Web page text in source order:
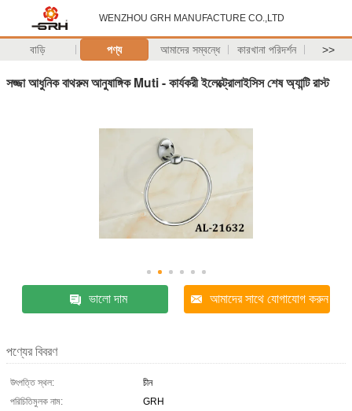
WENZHOU GRH MANUFACTURE CO.,LTD
বাড়ি পণ্য আমাদের সম্বন্ধে কারখানা পরিদর্শন >>
সজ্জা আধুনিক বাথরুম আনুষাঙ্গিক Muti - কার্যকরী ইলেক্ট্রোলাইসিস শেষ অ্যান্টি রাস্ট
ভালো দাম আমাদের সাথে যোগাযোগ করুন
পণ্যের বিবরণ
উৎপত্তি স্থল:
চীন
পরিচিতিমুলক নাম:
GRH